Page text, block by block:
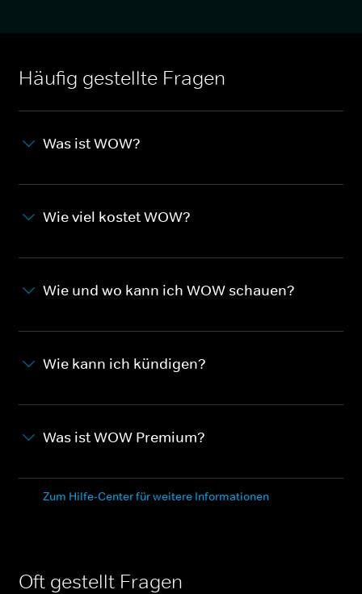
Häufig gestellte Fragen
Was ist WOW?
Wie viel kostet WOW?
Wie und wo kann ich WOW schauen?
Wie kann ich kündigen?
Was ist WOW Premium?
Zum Hilfe-Center für weitere Informationen
Oft gestellt Fragen